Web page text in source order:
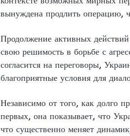
вынуждена продлить операцию,
Продолжение активных
свою решимость в борьбе с
согласится на переговоры,
благоприятные условия для
Независимо от того, как долго
первых, она показывает, что
что существенно меняет